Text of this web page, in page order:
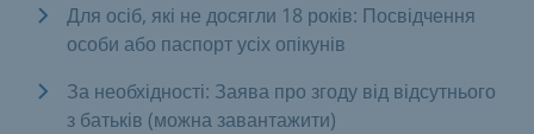
Для осіб, які не досягли 18 років: Посвідчення
особи або паспорт усіх опікунів
За необхідності: Заява про згоду від відсутнього
з батьків (можна завантажити)